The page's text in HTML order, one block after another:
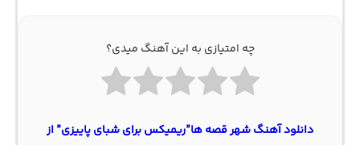
چه امتیازی به این آهنگ میدی؟
دانلود آهنگ شهر قصه ها”ریمیکس برای شبای پاییزی” از